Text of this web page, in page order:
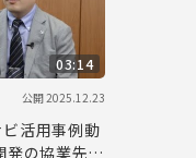
03:14
公開2025.12.23
活用事例動
の協業先探